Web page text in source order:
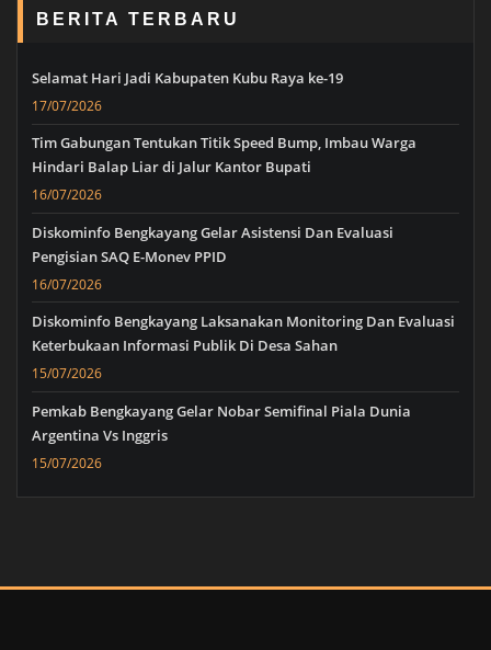
BERITA TERBARU
Selamat Hari Jadi Kabupaten Kubu Raya ke-19
17/07/2026
Tim Gabungan Tentukan Titik Speed Bump, Imbau Warga
Hindari Balap Liar di Jalur Kantor Bupati
16/07/2026
Diskominfo Bengkayang Gelar Asistensi Dan Evaluasi
Pengisian SAQ E-Monev PPID
16/07/2026
Diskominfo Bengkayang Laksanakan Monitoring Dan Evaluasi
Keterbukaan Informasi Publik Di Desa Sahan
15/07/2026
Pemkab Bengkayang Gelar Nobar Semifinal Piala Dunia
Argentina Vs Inggris
15/07/2026